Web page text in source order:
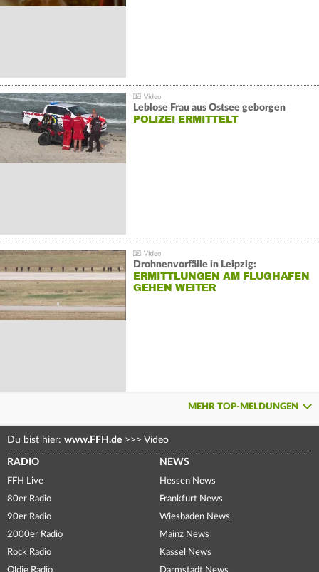
Leblose Frau aus Ostsee geborgen
POLIZEI ERMITTELT
Drohnenvorfälle in Leipzig:
ERMITTLUNGEN AM FLUGHAFEN
GEHEN WEITER
MEHR TOP-MELDUNGEN
Du bist hier: www.FFH.de >>> Video
RADIO
FFH Live
80er Radio
90er Radio
2000er Radio
Rock Radio
Oldie Radio
NEWS
Hessen News
Frankfurt News
Wiesbaden News
Mainz News
Kassel News
Darmstadt News